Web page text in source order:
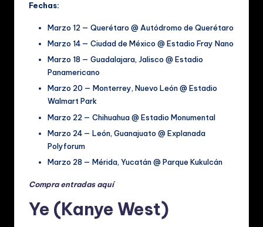
Fechas:
Marzo 12 ­— Querétaro @ Autódromo de Querétaro
Marzo 14 ­— Ciudad de México @ Estadio Fray Nano
Marzo 18 ­— Guadalajara, Jalisco @ Estadio
Panamericano
Marzo 20 ­— Monterrey, Nuevo León @ Estadio
Walmart Park
Marzo 22 ­— Chihuahua @ Estadio Monumental
Marzo 24 ­— León, Guanajuato @ Explanada
Polyforum
Marzo 28 ­— Mérida, Yucatán @ Parque Kukulcán
Compra entradas aquí
Ye (Kanye West)